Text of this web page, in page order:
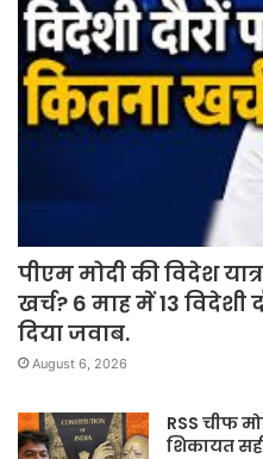
पीएम मोदी की विदेश
खर्च? 6 माह में 13
दिया जवाब.
August 6, 2026
RSS चीफ
शिकायत